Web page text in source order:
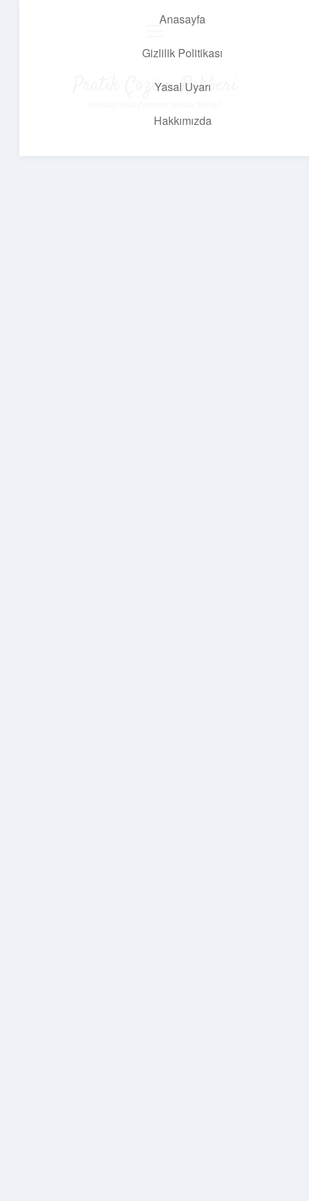
Anasayfa
Gizlilik Politikası
Yasal Uyarı
Hakkımızda
Pratik Çözüm Rehberi